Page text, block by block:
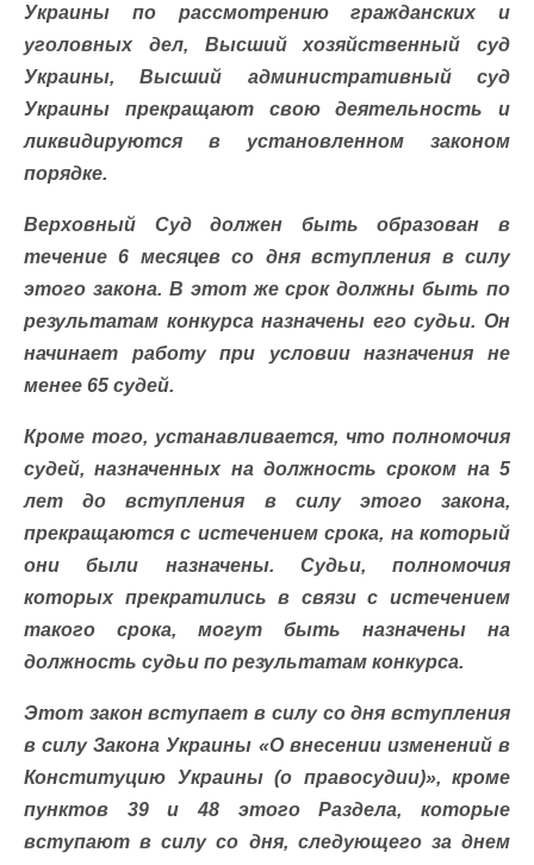
Украины по рассмотрению гражданских и
уголовных дел, Высший хозяйственный суд
Украины, Высший административный суд
Украины прекращают свою деятельность и
ликвидируются в установленном законом
порядке.
Верховный Суд должен быть образован в
течение 6 месяцев со дня вступления в силу
этого закона. В этот же срок должны быть по
результатам конкурса назначены его судьи. Он
начинает работу при условии назначения не
менее 65 судей.
Кроме того, устанавливается, что полномочия
судей, назначенных на должность сроком на 5
лет до вступления в силу этого закона,
прекращаются с истечением срока, на который
они были назначены. Судьи, полномочия
которых прекратились в связи с истечением
такого срока, могут быть назначены на
должность судьи по результатам конкурса.
Этот закон вступает в силу со дня вступления
в силу Закона Украины «О внесении изменений в
Конституцию Украины (о правосудии)», кроме
пунктов 39 и 48 этого Раздела, которые
вступают в силу со дня, следующего за днем